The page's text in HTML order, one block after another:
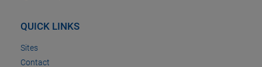
QUICK LINKS
Sites
Contact